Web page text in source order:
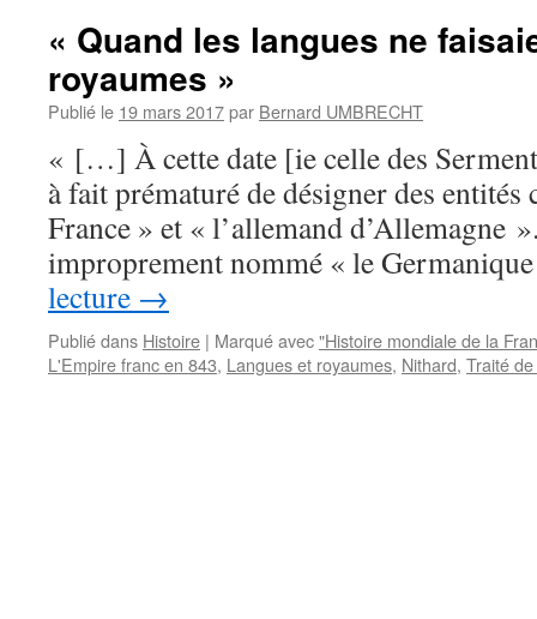
« Quand les langues ne
royaumes »
Publié le 19 mars 2017par Bernard UMBRECHT
« […] À cette date [ie celle des
à fait prématuré de désigner des
France » et « l’allemand d’Allemagne
improprement nommé « le
lecture →
Publié dans Histoire | Marqué avec"Histoire mondiale de la
L'Empire franc en 843, Langues et royaumes, Nithard, Traité